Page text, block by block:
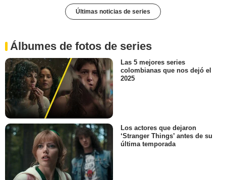
Últimas noticias de series
Álbumes de fotos de series
Las 5 mejores series
colombianas que nos dejó el
2025
Los actores que dejaron
‘Stranger Things’ antes de su
última temporada